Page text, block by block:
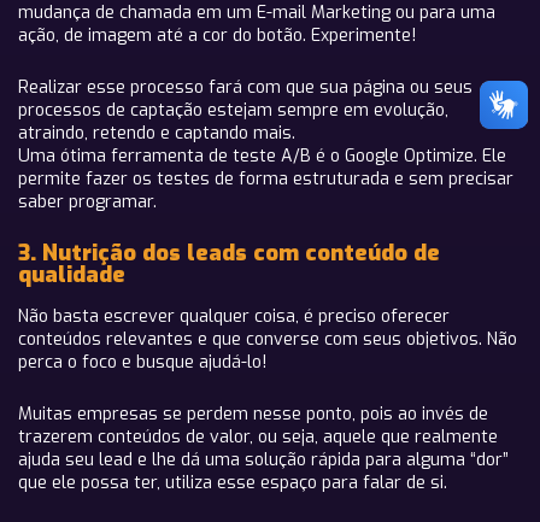
mudança de chamada em um E-mail Marketing ou para uma
ação, de imagem até a cor do botão. Experimente!
Realizar esse processo fará com que sua página ou seus
processos de captação estejam sempre em evolução,
atraindo, retendo e captando mais.
Uma ótima ferramenta de teste A/B é o Google Optimize. Ele
permite fazer os testes de forma estruturada e sem precisar
saber programar.
3. Nutrição dos leads com conteúdo de
qualidade
Não basta escrever qualquer coisa, é preciso oferecer
conteúdos relevantes e que converse com seus objetivos. Não
perca o foco e busque ajudá-lo!
Muitas empresas se perdem nesse ponto, pois ao invés de
trazerem conteúdos de valor, ou seja, aquele que realmente
ajuda seu lead e lhe dá uma solução rápida para alguma “dor”
que ele possa ter, utiliza esse espaço para falar de si.